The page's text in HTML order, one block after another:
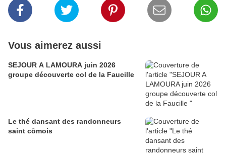
Vous aimerez aussi
SEJOUR A LAMOURA juin 2026
groupe découverte col de la Faucille
Le thé dansant des randonneurs
saint cômois